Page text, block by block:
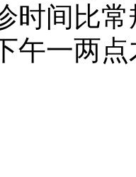
时间比
午一两